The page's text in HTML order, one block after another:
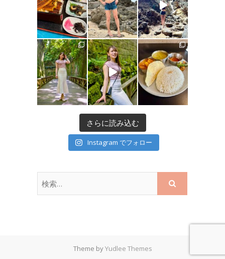
さらに読み込む
Instagram でフォロー
Theme byYudlee Themes